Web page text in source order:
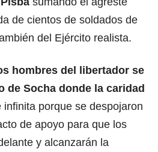
de cientos de soldados de
del Ejército realista.
hombres del libertador se
de Socha donde la caridad
porque se despojaron
de apoyo para que los
y alcanzarán la